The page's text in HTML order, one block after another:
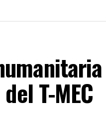
T-MEC